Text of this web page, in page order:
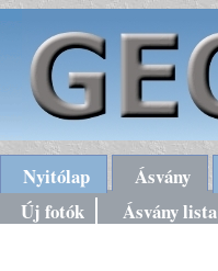
Nyitólap Ásvány
Új fotók
Ásvány lista